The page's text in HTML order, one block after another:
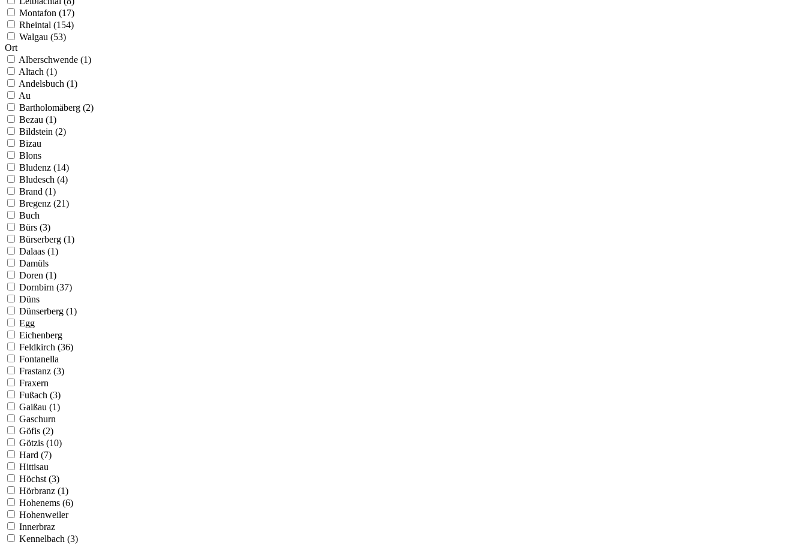
Montafon (17)
Rheintal (154)
Walgau (53)
Ort
Alberschwende (1)
Altach (1)
Andelsbuch (1)
Au
Bartholomäberg (2)
Bezau (1)
Bildstein (2)
Bizau
Blons
Bludenz (14)
Bludesch (4)
Brand (1)
Bregenz (21)
Buch
Bürs (3)
Bürserberg (1)
Dalaas (1)
Damüls
Doren (1)
Dornbirn (37)
Düns
Dünserberg (1)
Egg
Eichenberg
Feldkirch (36)
Fontanella
Frastanz (3)
Fraxern
Fußach (3)
Gaißau (1)
Gaschurn
Göfis (2)
Götzis (10)
Hard (7)
Hittisau
Höchst (3)
Hörbranz (1)
Hohenems (6)
Hohenweiler
Innerbraz
Kennelbach (3)